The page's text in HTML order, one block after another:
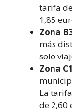
tarifa
1,85
Zona
más
solo
Zona
La
de 2,60